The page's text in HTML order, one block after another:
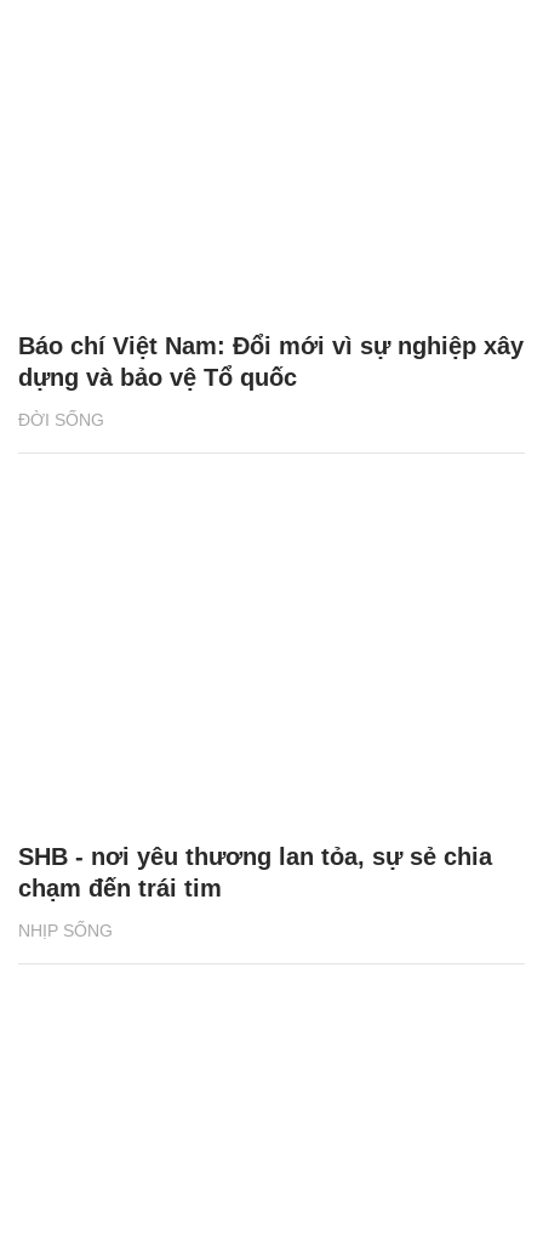
ĐỜI SỐNG
Báo chí Việt Nam: Đổi mới vì sự nghiệp xây
dựng và bảo vệ Tổ quốc
NHỊP SỐNG
SHB - nơi yêu thương lan tỏa, sự sẻ chia
chạm đến trái tim